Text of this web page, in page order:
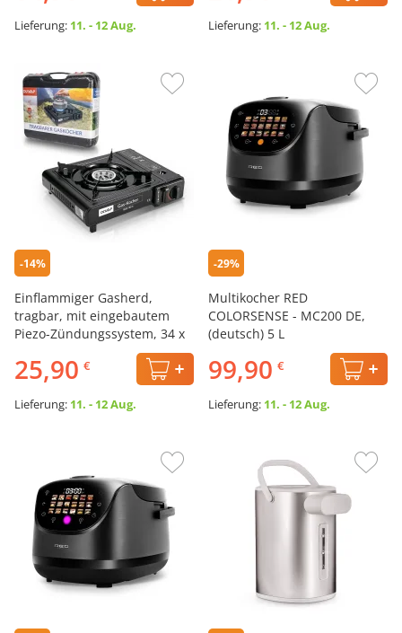
Lieferung: 11. - 12 Aug. Lieferung: 11. - 12 Aug.
-14%
Einflammiger Gasherd,
tragbar, mit eingebautem
Piezo-Zündungssystem, 34 x
25,90 €
Lieferung: 11. - 12 Aug.
-29%
Multikocher RED
COLORSENSE - MC200 DE,
(deutsch) 5 L
99,90 €
Lieferung: 11. - 12 Aug.